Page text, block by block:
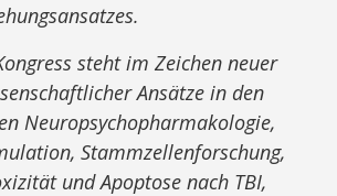
steht im Zeichen neuer
Ansätze in den
Neuropsychopharmakologie,
Stammzellenforschung,
und Apoptose nach TBI,